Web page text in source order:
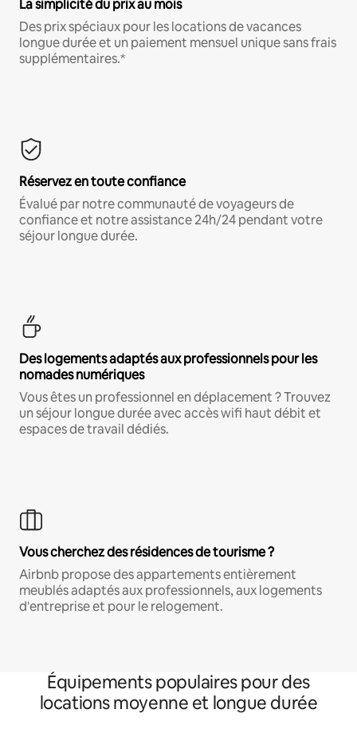
La simplicité du prix au mois
Des prix spéciaux pour les locations de vacances
longue durée et un paiement mensuel unique sans frais
supplémentaires.*
Réservez en toute confiance
Évalué par notre communauté de voyageurs de
confiance et notre assistance 24h/24 pendant votre
séjour longue durée.
Des logements adaptés aux professionnels pour les
nomades numériques
Vous êtes un professionnel en déplacement ? Trouvez
un séjour longue durée avec accès wifi haut débit et
espaces de travail dédiés.
Vous cherchez des résidences de tourisme ?
Airbnb propose des appartements entièrement
meublés adaptés aux professionnels, aux logements
d'entreprise et pour le relogement.
Équipements populaires pour des
locations moyenne et longue durée